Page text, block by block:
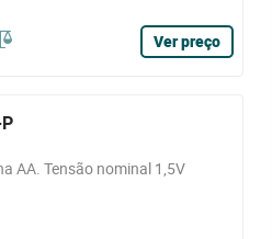
Ver preço
AA. Tensão nominal 1,5V